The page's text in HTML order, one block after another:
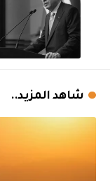
شاهد المزيد..